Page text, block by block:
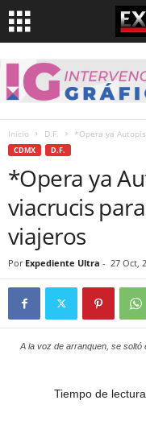
Inicio D.F. *Opera ya
CDMX D.F.
*Opera ya
viacrucis
viajeros
Por Expediente Ultra - 27 Oct,
A la voz de arranquen, se soltó
Tiempo de